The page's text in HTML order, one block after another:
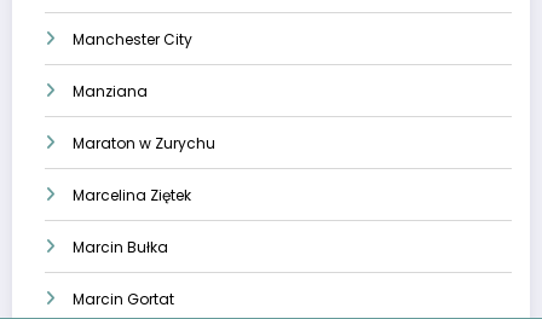
Manchester City
Manziana
Maraton w Zurychu
Marcelina Ziętek
Marcin Bułka
Marcin Gortat